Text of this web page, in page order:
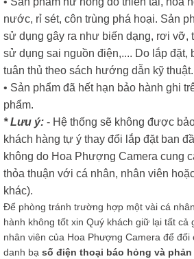
nước, rỉ sét, côn trùng phá hoại. Sản
sử dụng gây ra như biến dạng, rơi vỡ,
sử dụng sai nguồn điện,.... Do lắp đặt,
tuân thủ theo sách hướng dẫn kỹ thuật.
• Sản phẩm đã hết hạn bảo hành ghi
phẩm.
* Lưu ý: - Hệ thống sẽ không được
khách hàng tự ý thay đổi lắp đặt ban
không do Hoa Phượng Camera cung
thỏa thuận với cá nhân, nhân viên
khác).
Để phòng tránh trường hợp một vài cá
hành không tốt xin Quý khách giữ lại tất cả
nhân viên của Hoa Phượng Camera để đối
danh bạ số điện thoại báo hỏng và